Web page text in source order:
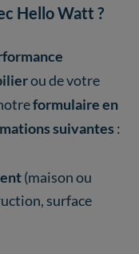
Hello Watt ?
ou de votre
formulaire en
suivantes :
(maison ou
surface